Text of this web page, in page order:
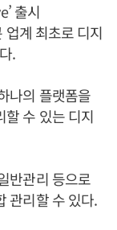
출시
계 최초로 디지
.
나의 플랫폼을
할 수 있는 디지
반관리 등으로
관리할 수 있다.